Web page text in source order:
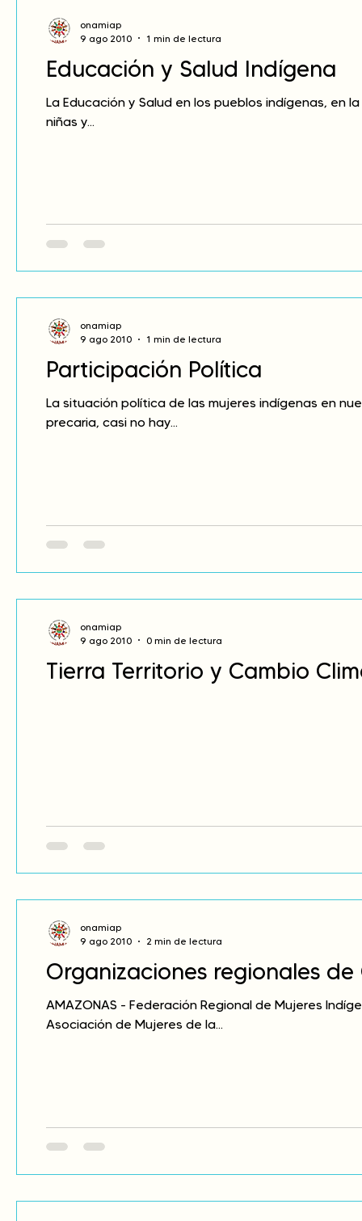
Educación y Salud Indígena
La Educación y Salud en los pueblos indígenas, en
niñas y...
onamiap
9 ago 2010
1 min de lectura
Participación Política
La situación política de las mujeres indígenas en
precaria, casi no hay...
onamiap
9 ago 2010
1 min de lectura
Tierra Territorio y Cambio
onamiap
9 ago 2010
0 min de lectura
Organizaciones regionales de
AMAZONAS - Federación Regional de Mujeres
Asociación de Mujeres de la...
onamiap
9 ago 2010
2 min de lectura